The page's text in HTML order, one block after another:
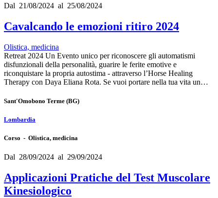
Dal 21/08/2024 al 25/08/2024
Cavalcando le emozioni ritiro 2024
Olistica, medicina
Retreat 2024 Un Evento unico per riconoscere gli automatismi
disfunzionali della personalità, guarire le ferite emotive e
riconquistare la propria autostima - attraverso l’Horse Healing
Therapy con Daya Eliana Rota. Se vuoi portare nella tua vita un…
Sant'Omobono Terme (BG)
Lombardia
Corso - Olistica, medicina
Dal 28/09/2024 al 29/09/2024
Applicazioni Pratiche del Test Muscolare
Kinesiologico